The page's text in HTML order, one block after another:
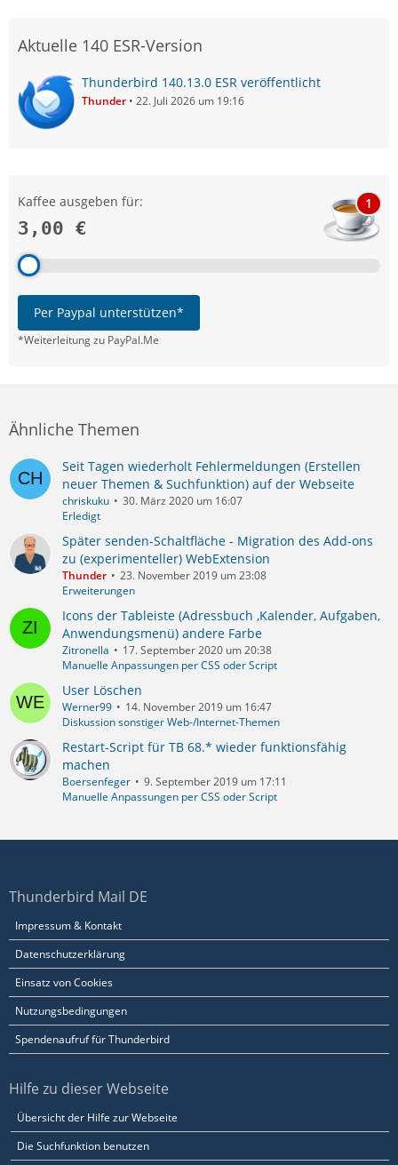
Aktuelle 140 ESR-Version
Thunderbird 140.13.0 ESR veröffentlicht
Thunder 22. Juli 2026 um 19:16
Kaffee ausgeben für:
3,00 €
1
Per Paypal unterstützen*
*Weiterleitung zu PayPal.Me
Ähnliche Themen
Seit Tagen wiederholt Fehlermeldungen (Erstellen
neuer Themen & Suchfunktion) auf der Webseite
chriskuku
30. März 2020 um 16:07
Erledigt
Später senden-Schaltfläche - Migration des Add-ons
zu (experimenteller) WebExtension
Thunder
23. November 2019 um 23:08
Erweiterungen
Icons der Tableiste (Adressbuch ,Kalender, Aufgaben,
Anwendungsmenü) andere Farbe
Zitronella
17. September 2020 um 20:38
Manuelle Anpassungen per CSS oder Script
User Löschen
Werner99
14. November 2019 um 16:47
Diskussion sonstiger Web-/Internet-Themen
Restart-Script für TB 68.* wieder funktionsfähig
machen
Boersenfeger
9. September 2019 um 17:11
Manuelle Anpassungen per CSS oder Script
Thunderbird Mail DE
Impressum & Kontakt
Datenschutzerklärung
Einsatz von Cookies
Nutzungsbedingungen
Spendenaufruf für Thunderbird
Hilfe zu dieser Webseite
Übersicht der Hilfe zur Webseite
Die Suchfunktion benutzen